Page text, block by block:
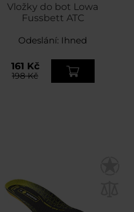
Vložky do bot Lowa
Fussbett ATC
Odeslání: Ihned
161 Kč
198 Kč